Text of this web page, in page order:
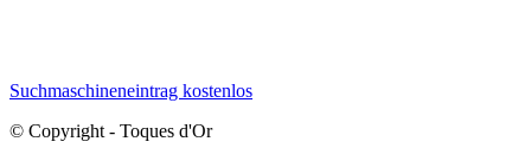
Suchmaschineneintrag kostenlos
© Copyright - Toques d'Or